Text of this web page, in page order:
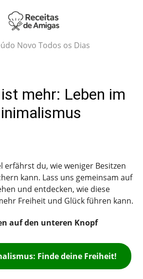
Novo Todos os Dias
mehr: Leben im
erfährst du, wie weniger Besitzen
kann. Lass uns gemeinsam auf
und entdecken, wie diese
Freiheit und Glück führen kann.
auf den unteren Knopf
Finde deine Freiheit!